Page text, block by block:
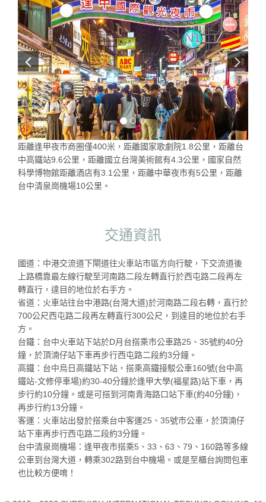
距離逢甲夜市商圈僅400米，距離國家歌劇院1.8公里，距離台
中高鐵站9.6公里，距離國立台灣美術館有4.3公里，國家自然
科學博物館距離酒店有3.1公里，距離中華夜市有5公里，距離
台中清泉崗機場10公里。
交通資訊
國道：中港交流道下閘道往火車站市區方向行駛，下交流道後
上路橋靠最左線行駛至河南路二段左轉直行於西屯路二段再左
轉直行，達目的地位於右手方。
省道：火車站往台中港路(台灣大道)於河南路二段右轉，直行於
700公尺西屯路二段再左轉直行300公尺，到達目的地位於右手
方。
台鐵：台中火車站下站於D月台搭乘市公車路25、35號約40分
鐘，於頂湳仔站下車再步行西屯路二段約3分鐘。
高鐵：台中烏日高鐵站下站，搭乘高鐵接駁公車160號(台中高
鐵站-文修停車場)約30-40分鐘於逢甲大學(福星路)站下車，再
步行約10分鐘。或是可搭到河南青海路口站下車(約40分鐘)，
再步行約13分鐘。
客運：火車站出發於搭乘台中客運25、35號市公車，於頂湳仔
站下車再步行西屯路二段約3分鐘。
台中清泉崗機場：逢甲夜市搭乘5、33、63、79、160路等多線
公車到台灣大道，轉乘302路到台中機場。或是至櫃台詢問包車
也比較方便唷！